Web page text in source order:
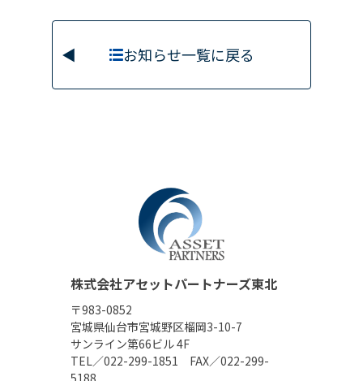
お知らせ一覧に戻る
株式会社アセットパートナーズ東北
〒983-0852
宮城県仙台市宮城野区榴岡3-10-7
サンライン第66ビル 4F
TEL／022-299-1851 FAX／022-299-
5188